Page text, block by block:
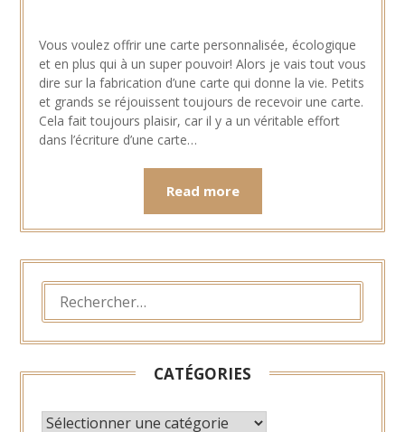
8
février
2022
Vous voulez offrir une carte personnalisée, écologique
et en plus qui à un super pouvoir! Alors je vais tout vous
dire sur la fabrication d’une carte qui donne la vie. Petits
et grands se réjouissent toujours de recevoir une carte.
Cela fait toujours plaisir, car il y a un véritable effort
dans l’écriture d’une carte…
Read more
CATÉGORIES
CATÉGORIES